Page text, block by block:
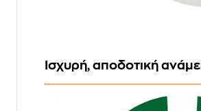
Ισχυρή, αποδοτική